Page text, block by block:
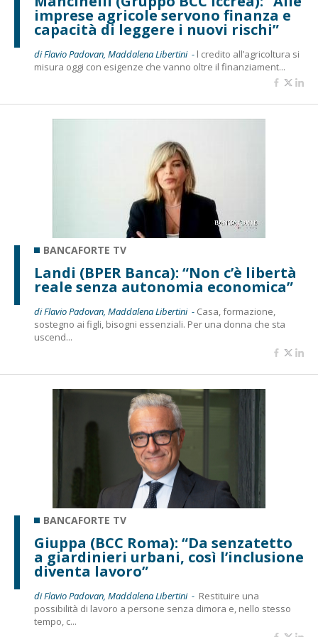
imprese agricole servono finanza e
capacità di leggere i nuovi rischi”
di Flavio Padovan, Maddalena Libertini - l credito all’agricoltura si
misura oggi con esigenze che vanno oltre il finanziament...
BANCAFORTE TV
Landi (BPER Banca): “Non c’è libertà
reale senza autonomia economica”
di Flavio Padovan, Maddalena Libertini - Casa, formazione,
sostegno ai figli, bisogni essenziali. Per una donna che sta
uscend...
BANCAFORTE TV
Giuppa (BCC Roma): “Da senzatetto
a giardinieri urbani, così l’inclusione
diventa lavoro”
di Flavio Padovan, Maddalena Libertini - Restituire una
possibilità di lavoro a persone senza dimora e, nello stesso
tempo, c...